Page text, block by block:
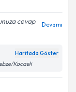
cevap
Devamı
Haritada Göster
Kocaeli